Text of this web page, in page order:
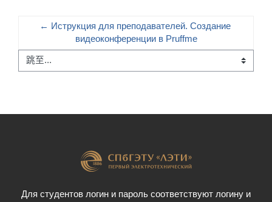
← Иструкция для преподавателей. Создание
видеоконференции в Pruffme
跳至...
Для студентов логин и пароль соответствуют логину и